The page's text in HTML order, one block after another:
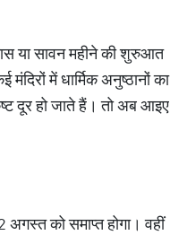
या सावन महीने की शुरुआत
में धार्मिक अनुष्ठानों का
दूर हो जाते हैं। तो अब आइए
अगस्त को समाप्त होगा। वहीं